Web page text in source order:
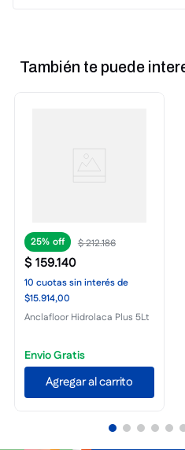
También te puede
25% $212.186
$159.140
10 cuotassin interésde
$15.914,00
Anclafloor Hidrolaca Plus 5Lt
Envio Gratis
Agregar al carrito